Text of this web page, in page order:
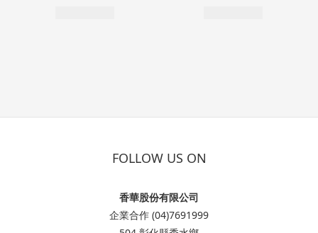
FOLLOW US ON
香華股份有限公司
企業合作 (04)7691999